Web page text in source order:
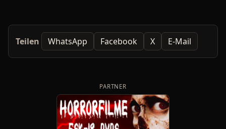
Teilen WhatsApp Facebook X E-Mail
PARTNER